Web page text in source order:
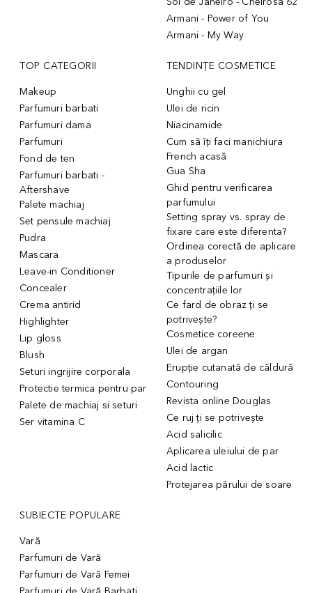
Armani - Power of You
Armani - My Way
TOP CATEGORII
Makeup
Parfumuri barbati
Parfumuri dama
Parfumuri
Fond de ten
Parfumuri barbati -
Aftershave
Palete machiaj
Set pensule machiaj
Pudra
Mascara
Leave-in Conditioner
Concealer
Crema antirid
Highlighter
Lip gloss
Blush
Seturi ingrijire corporala
Protectie termica pentru par
Palete de machiaj si seturi
Ser vitamina C
TENDINȚE COSMETICE
Unghii cu gel
Ulei de ricin
Niacinamide
Cum să îți faci manichiura
French acasă
Gua Sha
Ghid pentru verificarea
parfumului
Setting spray vs. spray de
fixare care este diferenta?
Ordinea corectă de aplicare
a produselor
Tipurile de parfumuri și
concentrațiile lor
Ce fard de obraz ți se
potrivește?
Cosmetice coreene
Ulei de argan
Erupție cutanată de căldură
Contouring
Revista online Douglas
Ce ruj ți se potrivește
Acid salicilic
Aplicarea uleiului de par
Acid lactic
Protejarea părului de soare
SUBIECTE POPULARE
Vară
Parfumuri de Vară
Parfumuri de Vară Femei